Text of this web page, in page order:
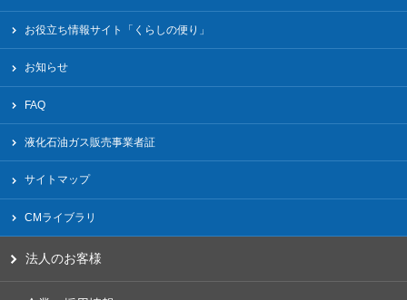
お役立ち情報サイト「くらしの便り」
お知らせ
FAQ
液化⽯油ガス販売事業者証
サイトマップ
CMライブラリ
法人のお客様